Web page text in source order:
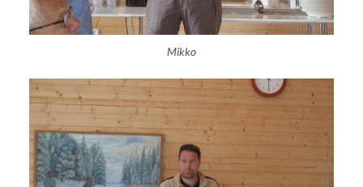
Mikko